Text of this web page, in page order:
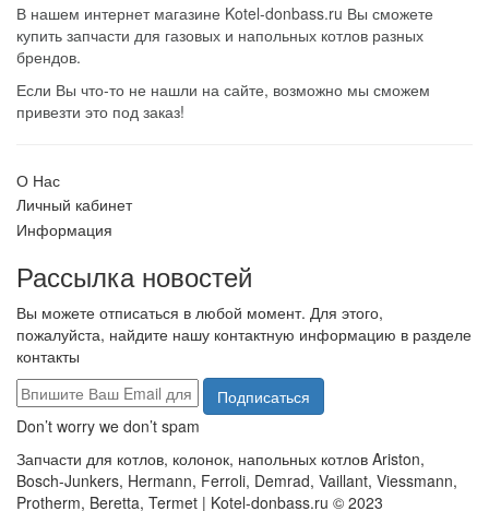
В нашем интернет магазине Kotel-donbass.ru Вы сможете
купить запчасти для газовых и напольных котлов разных
брендов.
Если Вы что-то не нашли на сайте, возможно мы сможем
привезти это под заказ!
О Нас
Личный кабинет
Информация
Рассылка новостей
Вы можете отписаться в любой момент. Для этого,
пожалуйста, найдите нашу контактную информацию в разделе
контакты
Подписаться
Don’t worry we don’t spam
Запчасти для котлов, колонок, напольных котлов Ariston,
Bosch-Junkers, Hermann, Ferroli, Demrad, Vaillant, Viessmann,
Protherm, Beretta, Termet | Kotel-donbass.ru © 2023